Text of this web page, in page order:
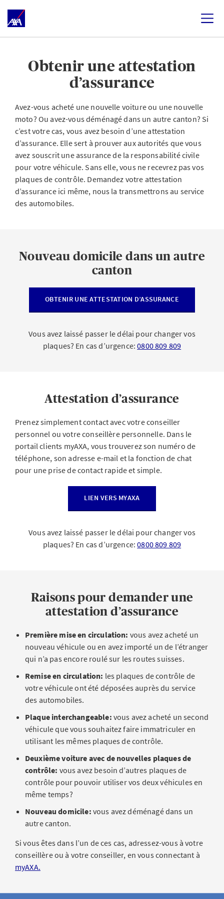
Obtenir une attestation
d’assurance
Avez-vous acheté une nouvelle voiture ou une nouvelle
moto? Ou avez-vous déménagé dans un autre canton? Si
c’est votre cas, vous avez besoin d’une attestation
d’assurance. Elle sert à prouver aux autorités que vous
avez souscrit une assurance de la responsabilité civile
pour votre véhicule. Sans elle, vous ne recevrez pas vos
plaques de contrôle. Demandez votre attestation
d’assurance ici même, nous la transmettrons au service
des automobiles.
Nouveau domicile dans un autre
canton
OBTENIR UNE ATTESTATION D’ASSURANCE
Vous avez laissé passer le délai pour changer vos
plaques? En cas d’urgence:0800 809 809
Attestation d’assurance
Prenez simplement contact avec votre conseiller
personnel ou votre conseillère personnelle. Dans le
portail clients myAXA, vous trouverez son numéro de
téléphone, son adresse e-mail et la fonction de chat
pour une prise de contact rapide et simple.
LIEN VERS MYAXA
Vous avez laissé passer le délai pour changer vos
plaques? En cas d’urgence:0800 809 809
Raisons pour demander une
attestation d’assurance
Première mise en circulation: vous avez acheté un
nouveau véhicule ou en avez importé un de l’étranger
qui n’a pas encore roulé sur les routes suisses.
Remise en circulation: les plaques de contrôle de
votre véhicule ont été déposées auprès du service
des automobiles.
Plaque interchangeable: vous avez acheté un second
véhicule que vous souhaitez faire immatriculer en
utilisant les mêmes plaques de contrôle.
Deuxième voiture avec de nouvelles plaques de
contrôle: vous avez besoin d’autres plaques de
contrôle pour pouvoir utiliser vos deux véhicules en
même temps?
Nouveau domicile: vous avez déménagé dans un
autre canton.
Si vous êtes dans l’un de ces cas, adressez-vous à votre
conseillère ou à votre conseiller, en vous connectant à
myAXA.